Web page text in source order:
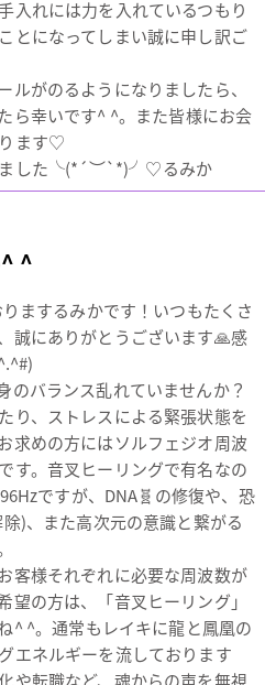
入れには力を入れているつもり
とになってしまい誠に申し訳ご
ルがのるようになりましたら、
ら幸いです^ ^。また皆様にお会
ます♡
ました╰(*´︶`*)╯♡るみか
^
まするみかです！いつもたくさ
誠にありがとうございます🙏感
のバランス乱れていませんか？
り、ストレスによる緊張状態を
求めの方にはソルフェジオ周波
す。音叉ヒーリングで有名なの
ですが、DNA🧬の修復や、恐
)、また高次元の意識と繋がる
客様それぞれに必要な周波数が
望の方は、「音叉ヒーリング」
^ ^。通常もレイキに龍と鳳凰の
エネルギーを流しております
や転職など、魂からの声を無視